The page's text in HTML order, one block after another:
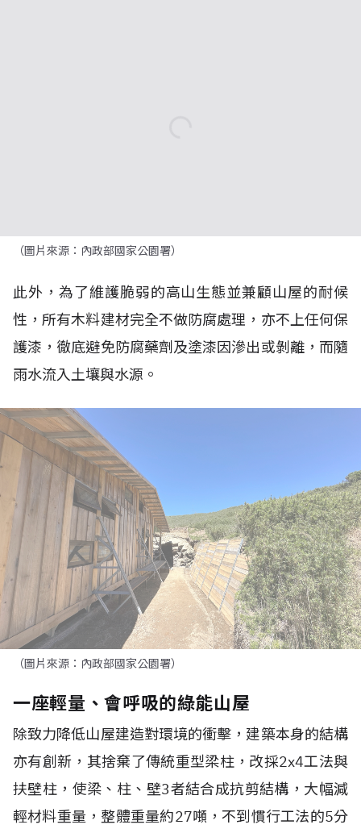
（圖片來源：內政部國家公園署）
此外，為了維護脆弱的高山生態並兼顧山屋的耐候
性，所有木料建材完全不做防腐處理，亦不上任何保
護漆，徹底避免防腐藥劑及塗漆因滲出或剝離，而隨
雨水流入土壤與水源。
（圖片來源：內政部國家公園署）
一座輕量、會呼吸的綠能山屋
除致力降低山屋建造對環境的衝擊，建築本身的結構
亦有創新，其捨棄了傳統重型梁柱，改採2x4工法與
扶壁柱，使梁、柱、壁3者結合成抗剪結構，大幅減
輕材料重量，整體重量約27噸，不到慣行工法的5分